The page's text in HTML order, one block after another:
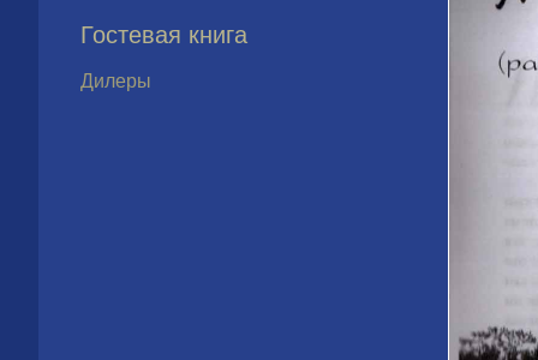
Гостевая книга
Дилеры